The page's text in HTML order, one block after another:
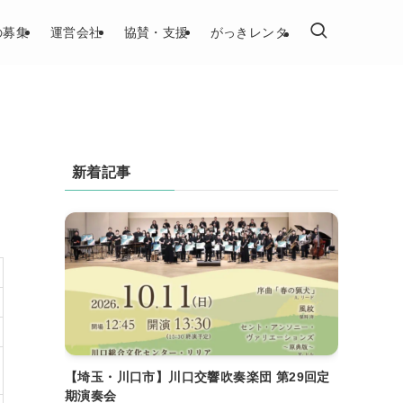
募集 運営会社 協賛・支援 がっきレンタ
新着記事
【埼玉・川口市】川口交響吹奏楽団 第29回定
期演奏会